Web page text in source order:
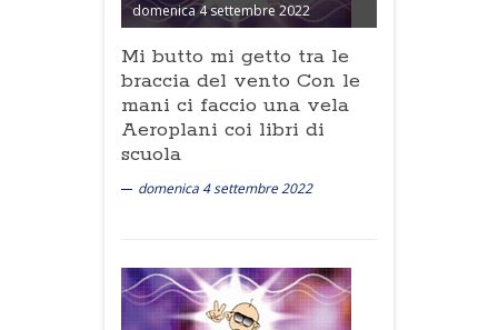
domenica 4 settembre 2022
Mi butto mi getto tra le
braccia del vento Con le
mani ci faccio una vela
Aeroplani coi libri di
scuola
domenica 4 settembre 2022